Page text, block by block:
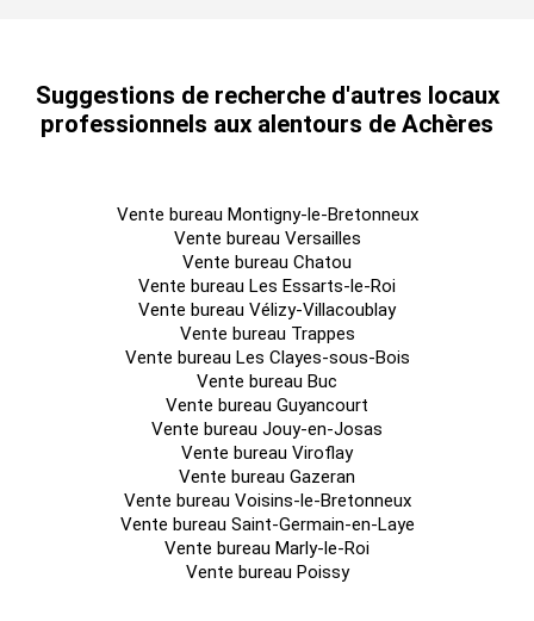
Suggestions de recherche d'autres locaux
professionnels aux alentours de Achères
Vente bureau Montigny-le-Bretonneux
Vente bureau Versailles
Vente bureau Chatou
Vente bureau Les Essarts-le-Roi
Vente bureau Vélizy-Villacoublay
Vente bureau Trappes
Vente bureau Les Clayes-sous-Bois
Vente bureau Buc
Vente bureau Guyancourt
Vente bureau Jouy-en-Josas
Vente bureau Viroflay
Vente bureau Gazeran
Vente bureau Voisins-le-Bretonneux
Vente bureau Saint-Germain-en-Laye
Vente bureau Marly-le-Roi
Vente bureau Poissy